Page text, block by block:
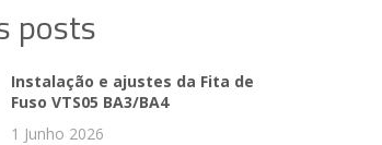
posts
Instalação e ajustes da Fita de
Fuso VTS05 BA3/BA4
1 Junho 2026